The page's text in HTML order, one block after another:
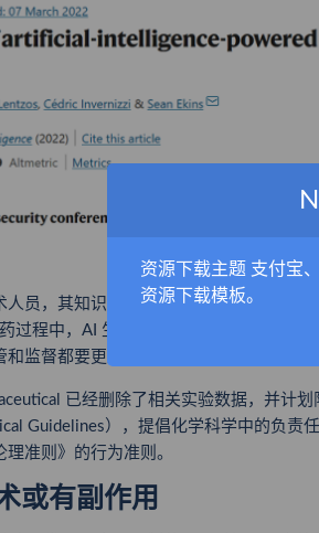
员，其知识和技术水平远超爱好者等业
过程中，AI 生成的分子仅是虚拟的药物
监督都要更少。
已经删除了相关实验数据，并计划
Guidelines），提倡化学科学中的负责
准则》的行为准则。
或有副作用
资源下载主题 支付宝
资源下载模板。